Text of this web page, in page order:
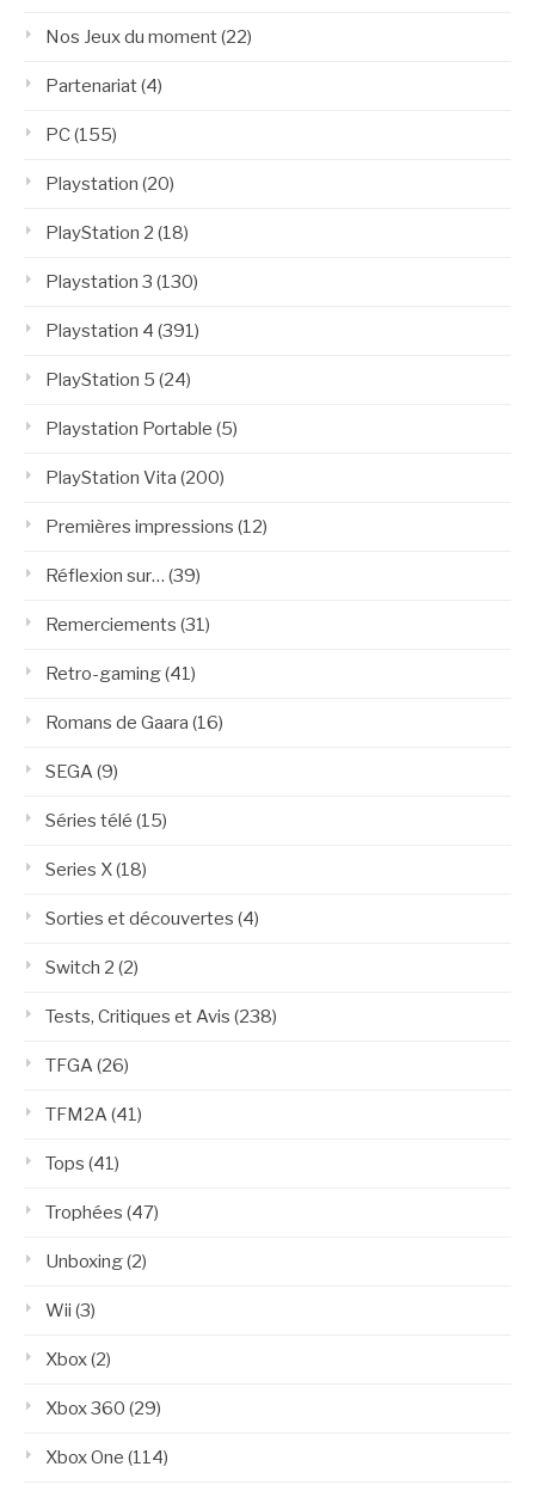
Nos Jeux du moment(22)
Partenariat(4)
PC(155)
Playstation (20)
PlayStation 2 (18)
Playstation 3 (130)
Playstation 4 (391)
PlayStation 5 (24)
Playstation Portable (5)
PlayStation Vita (200)
Premières impressions (12)
Réflexion sur… (39)
Remerciements (31)
Retro-gaming(41)
Romans de Gaara (16)
SEGA(9)
Séries télé (15)
Series X(18)
Sorties et découvertes (4)
Switch 2 (2)
Tests, Critiques et Avis (238)
TFGA(26)
TFM2A(41)
Tops (41)
Trophées (47)
Unboxing(2)
Wii (3)
Xbox(2)
Xbox 360 (29)
Xbox One (114)